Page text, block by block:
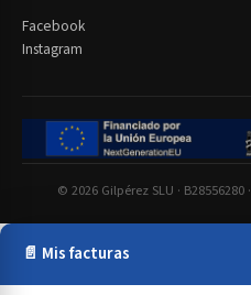
Facebook
Instagram
© 2026 Gilpérez SLU ·
📄 Mis facturas